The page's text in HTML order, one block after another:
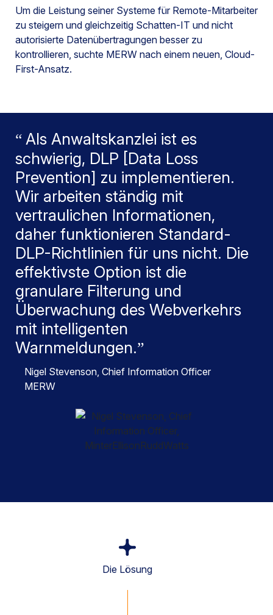
Um die Leistung seiner Systeme für Remote-Mitarbeiter
zu steigern und gleichzeitig Schatten-IT und nicht
autorisierte Datenübertragungen besser zu
kontrollieren, suchte MERW nach einem neuen, Cloud-
First-Ansatz.
Als Anwaltskanzlei ist es
schwierig, DLP [Data Loss
Prevention] zu implementieren.
Wir arbeiten ständig mit
vertraulichen Informationen,
daher funktionieren Standard-
DLP-Richtlinien für uns nicht. Die
effektivste Option ist die
granulare Filterung und
Überwachung des Webverkehrs
mit intelligenten
Warnmeldungen.
Nigel Stevenson , Chief Information Officer
MERW
Die Lösung